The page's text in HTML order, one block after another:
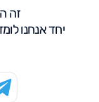
זה
יחד אנחנו